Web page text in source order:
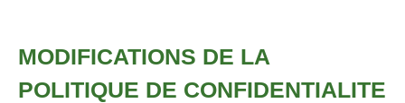
MODIFICATIONS DE LA
POLITIQUE DE CONFIDENTIALITE